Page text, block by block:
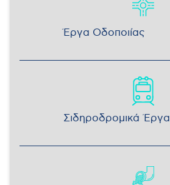
Έργα Οδοποιίας
Σιδηροδρομικά Έργα